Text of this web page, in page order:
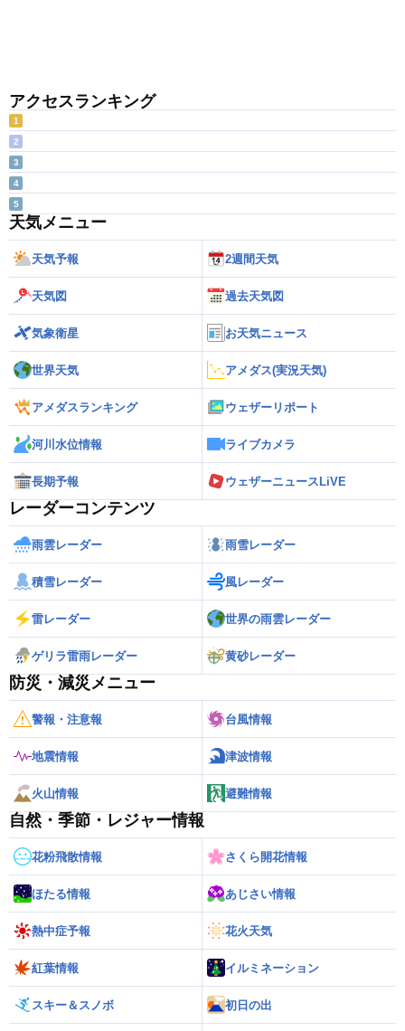
アクセスランキング
1
2
3
4
5
天気メニュー
天気予報 2週間天気
天気図 過去天気図
気象衛星 お天気ニュース
世界天気 アメダス(実況天気)
アメダスランキング ウェザーリポート
河川水位情報 ライブカメラ
長期予報 ウェザーニュースLiVE
レーダーコンテンツ
雨雲レーダー 雨雪レーダー
積雪レーダー 風レーダー
雷レーダー 世界の雨雲レーダー
ゲリラ雷雨レーダー 黄砂レーダー
防災・減災メニュー
警報・注意報 台風情報
地震情報 津波情報
火山情報 避難情報
自然・季節・レジャー情報
花粉飛散情報 さくら開花情報
ほたる情報 あじさい情報
熱中症予報 花火天気
紅葉情報 イルミネーション
スキー＆スノボ 初日の出